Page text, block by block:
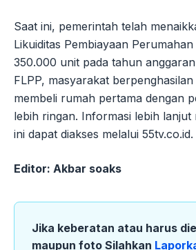
Saat ini, pemerintah telah
Likuiditas Pembiayaan
350.000 unit pada tahun
FLPP, masyarakat
membeli rumah pertama dengan
lebih ringan. Informasi lebih lanjut
ini dapat diakses melalui 55tv.co.id.
Editor: Akbar soaks
Jika keberatan atau harus
maupun foto Silahkan